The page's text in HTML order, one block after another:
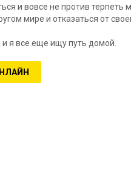
и вовсе не против терпеть
мире и отказаться от
я все еще ищу путь домой.